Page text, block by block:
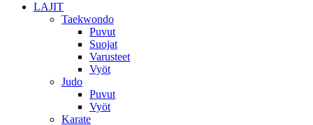
LAJIT
Taekwondo
Puvut
Suojat
Varusteet
Vyöt
Judo
Puvut
Vyöt
Karate